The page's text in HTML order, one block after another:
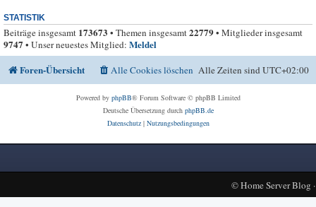
STATISTIK
Beiträge insgesamt 173673 • Themen insgesamt22779• Mitglieder insgesamt
9747• Unser neuestes Mitglied: Meldel
Foren-Übersicht
Alle Zeiten sindUTC+02:00
Alle Cookies löschen
Powered by phpBB® Forum Software © phpBB Limited
Deutsche Übersetzung durch phpBB.de
Datenschutz| Nutzungsbedingungen
©Home Server Blog